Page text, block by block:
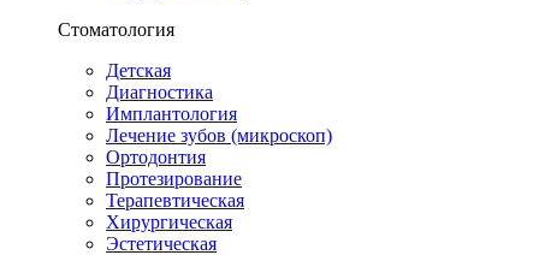
Стоматология
Детская
Диагностика
Имплантология
Лечение зубов (микроскоп)
Ортодонтия
Протезирование
Терапевтическая
Хирургическая
Эстетическая